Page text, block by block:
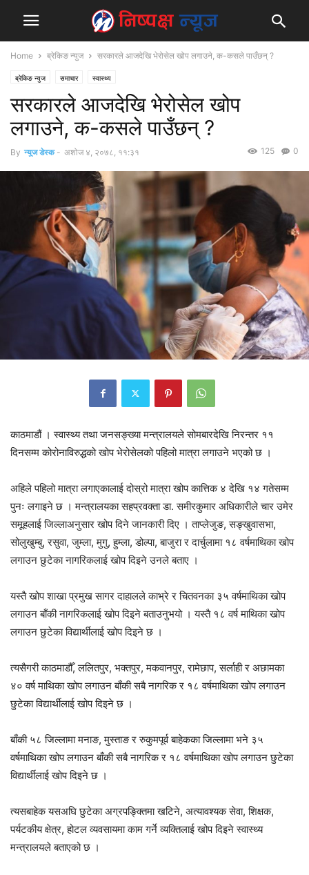
Home ब्रेकिङ न्युज सरकारले आजदेखि भेरोसेल खोप लगाउने, क-कसले पाउँछन् ?
ब्रेकिङ न्युज समाचार स्वास्थ्य
सरकारले आजदेखि भेरोसेल खोप
लगाउने, क-कसले पाउँछन् ?
By न्युज डेस्क - अशोज ४, २०७८, ११:३१ 0
125
काठमाडौं । स्वास्थ्य तथा जनसङ्ख्या मन्त्रालयले सोमबारदेखि निरन्तर ११
दिनसम्म कोरोनाविरुद्धको खोप भेरोसेलको पहिलो मात्रा लगाउने भएको छ ।
अहिले पहिलो मात्रा लगाएकालाई दोस्रो मात्रा खोप कात्तिक ४ देखि १४ गतेसम्म
पुनः लगाइने छ । मन्त्रालयका सहप्रवक्ता डा. समीरकुमार अधिकारीले चार उमेर
समूहलाई जिल्लाअनुसार खोप दिने जानकारी दिए । ताप्लेजुङ, सङ्खुवासभा,
सोलुखुम्बु, रसुवा, जुम्ला, मुगु, हुम्ला, डोल्पा, बाजुरा र दार्चुलामा १८ वर्षमाथिका खोप
लगाउन छुटेका नागरिकलाई खोप दिइने उनले बताए ।
यस्तै खोप शाखा प्रमुख सागर दाहालले काभ्रे र चितवनका ३५ वर्षमाथिका खोप
लगाउन बाँकी नागरिकलाई खोप दिइने बताउनुभयो । यस्तै १८ वर्ष माथिका खोप
लगाउन छुटेका विद्यार्थीलाई खोप दिइने छ ।
त्यसैगरी काठमाडौँ, ललितपुर, भक्तपुर, मकवानपुर, रामेछाप, सर्लाही र अछामका
४० वर्ष माथिका खोप लगाउन बाँकी सबै नागरिक र १८ वर्षमाथिका खोप लगाउन
छुटेका विद्यार्थीलाई खोप दिइने छ ।
बाँकी ५८ जिल्लामा मनाङ, मुस्ताङ र रुकुमपूर्व बाहेकका जिल्लामा भने ३५
वर्षमाथिका खोप लगाउन बाँकी सबै नागरिक र १८ वर्षमाथिका खोप लगाउन छुटेका
विद्यार्थीलाई खोप दिइने छ ।
त्यसबाहेक यसअघि छुटेका अग्रपङ्क्तिमा खटिने, अत्यावश्यक सेवा, शिक्षक,
पर्यटकीय क्षेत्र, होटल व्यवसायमा काम गर्ने व्यक्तिलाई खोप दिइने स्वास्थ्य
मन्त्रालयले बताएको छ ।